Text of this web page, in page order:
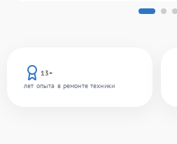
13+
лет опыта в ремонте техники